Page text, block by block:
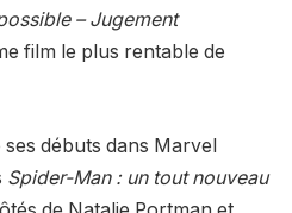
– Jugement
film le plus rentable de
débuts dans Marvel
Spider-Man : un tout nouveau